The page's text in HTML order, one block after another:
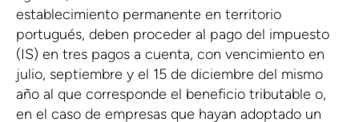
establecimiento permanente en territorio
portugués, deben proceder al pago del impuesto
(IS) en tres pagos a cuenta, con vencimiento en
julio, septiembre y el 15 de diciembre del mismo
año al que corresponde el beneficio tributable o,
en el caso de empresas que hayan adoptado un